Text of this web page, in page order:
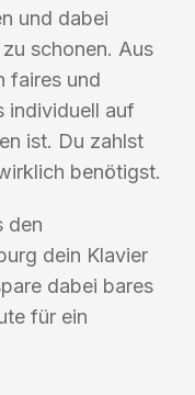
und dabei
schonen. Aus
faires und
individuell auf
ist. Du zahlst
benötigst.
den
dein Klavier
dabei bares
für ein